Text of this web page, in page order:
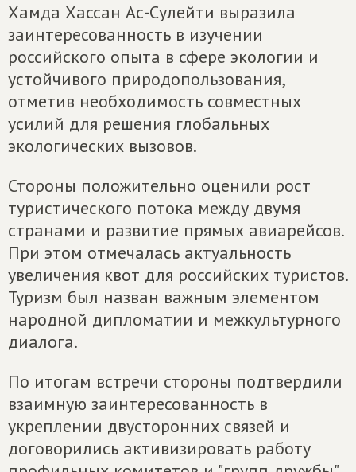
Хамда Хассан Ас-Сулейти выразила
заинтересованность в изучении
российского опыта в сфере экологии и
устойчивого природопользования,
отметив необходимость совместных
усилий для решения глобальных
экологических вызовов.
Стороны положительно оценили рост
туристического потока между двумя
странами и развитие прямых авиарейсов.
При этом отмечалась актуальность
увеличения квот для российских туристов.
Туризм был назван важным элементом
народной дипломатии и межкультурного
диалога.
По итогам встречи стороны подтвердили
взаимную заинтересованность в
укреплении двусторонних связей и
договорились активизировать работу